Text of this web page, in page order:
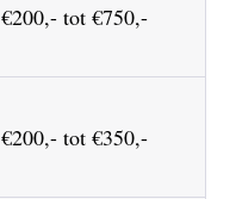
€200,- tot €750,-
€200,- tot €350,-